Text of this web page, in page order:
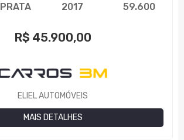
PRATA 2017 59.600
R$ 45.900,00
ELIEL AUTOMÓVEIS
MAIS DETALHES